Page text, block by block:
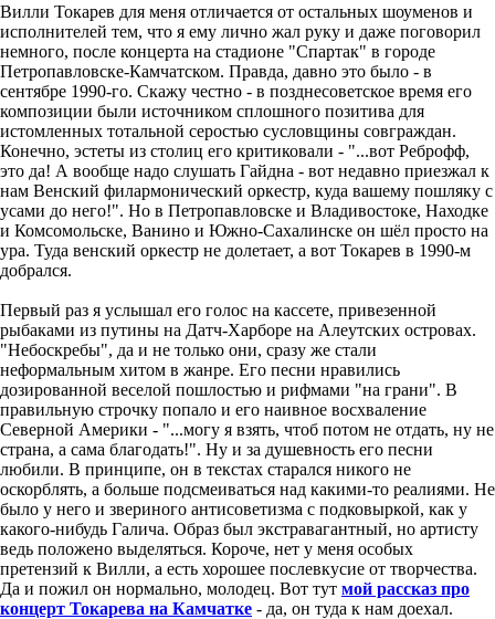
Вилли Токарев для меня отличается от остальных шоуменов и
исполнителей тем, что я ему лично жал руку и даже поговорил
немного, после концерта на стадионе "Спартак" в городе
Петропавловске-Камчатском. Правда, давно это было - в
сентябре 1990-го. Скажу честно - в позднесоветское время его
композиции были источником сплошного позитива для
истомленных тотальной серостью сусловщины совграждан.
Конечно, эстеты из столиц его критиковали - "...вот Реброфф,
это да! А вообще надо слушать Гайдна - вот недавно приезжал к
нам Венский филармонический оркестр, куда вашему пошляку с
усами до него!". Но в Петропавловске и Владивостоке, Находке
и Комсомольске, Ванино и Южно-Сахалинске он шёл просто на
ура. Туда венский оркестр не долетает, а вот Токарев в 1990-м
добрался.
Первый раз я услышал его голос на кассете, привезенной
рыбаками из путины на Датч-Харборе на Алеутских островах.
"Небоскребы", да и не только они, сразу же стали
неформальным хитом в жанре. Его песни нравились
дозированной веселой пошлостью и рифмами "на грани". В
правильную строчку попало и его наивное восхваление
Северной Америки - "...могу я взять, чтоб потом не отдать, ну не
страна, а сама благодать!". Ну и за душевность его песни
любили. В принципе, он в текстах старался никого не
оскорблять, а больше подсмеиваться над какими-то реалиями. Не
было у него и звериного антисоветизма с подковыркой, как у
какого-нибудь Галича. Образ был экстравагантный, но артисту
ведь положено выделяться. Короче, нет у меня особых
претензий к Вилли, а есть хорошее послевкусие от творчества.
Да и пожил он нормально, молодец. Вот тут мой рассказ про
концерт Токарева на Камчатке - да, он туда к нам доехал.